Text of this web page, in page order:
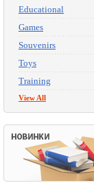
Educational
Games
Souvenirs
Toys
Training
View All